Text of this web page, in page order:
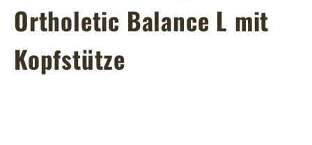
Ortholetic Balance L mit
Kopfstütze